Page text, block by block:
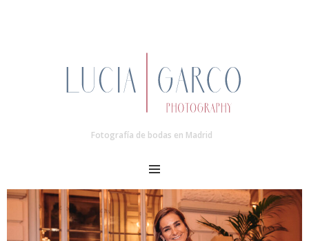
Fotografía de bodas en Madrid
MENU